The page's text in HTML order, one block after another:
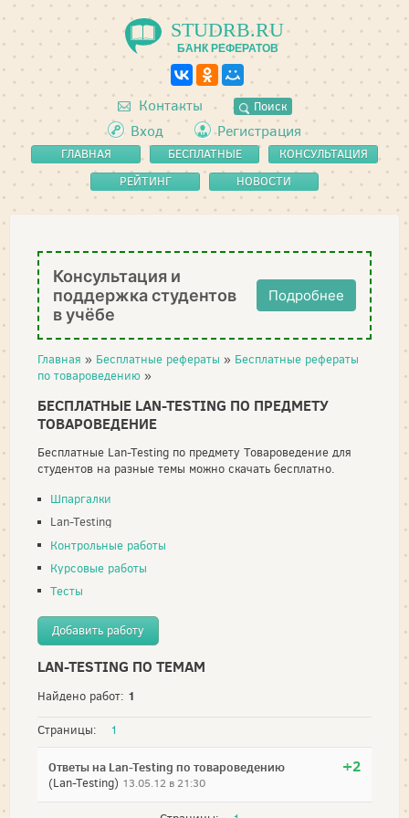
STUDRB.RU
БАНК РЕФЕРАТОВ
Контакты Поиск
Вход Регистрация
ГЛАВНАЯ
БЕСПЛАТНЫЕ
РЕФЕРАТЫ
КОНСУЛЬТАЦИЯ
РЕЙТИНГ
НОВОСТИ
Консультация и
поддержка студентов
в учёбе
Подробнее
Главная » Бесплатные рефераты » Бесплатные рефераты
по товароведению »
БЕСПЛАТНЫЕ LAN-TESTING ПО ПРЕДМЕТУ
ТОВАРОВЕДЕНИЕ
Бесплатные Lan-Testing по предмету Товароведение для
студентов на разные темы можно скачать бесплатно.
Шпаргалки
Lan-Testing
Контрольные работы
Курсовые работы
Тесты
Добавить работу
LAN-TESTING ПО ТЕМАМ
Найдено работ: 1
Страницы: 1
+2
Ответы на Lan-Testing по товароведению
(Lan-Testing) 13.05.12 в 21:30